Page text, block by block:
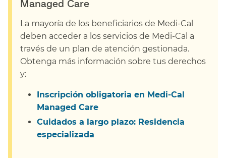
Managed Care​​
La mayoría de los beneficiarios de Medi-Cal
deben acceder a los servicios de Medi-Cal a
través de un plan de atención gestionada.
Obtenga más información sobre tus derechos
y:​​
Inscripción obligatoria en Medi-Cal
Managed Care​​
Cuidados a largo plazo: Residencia
especializada​​